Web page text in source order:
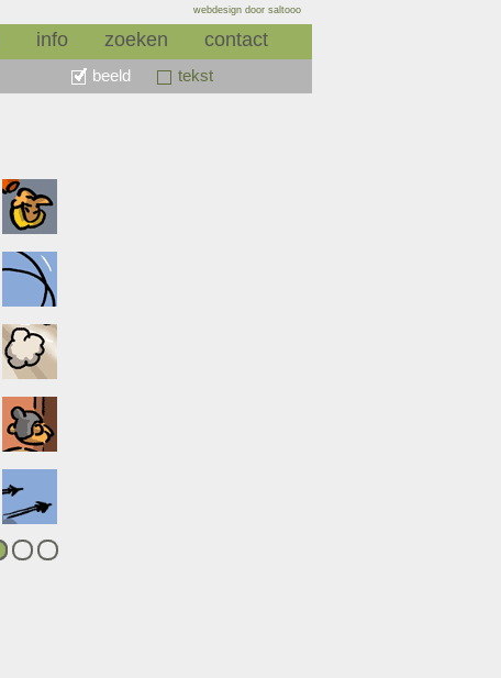
webdesign door saltooo
contact
zoeken
info
tekst
beeld